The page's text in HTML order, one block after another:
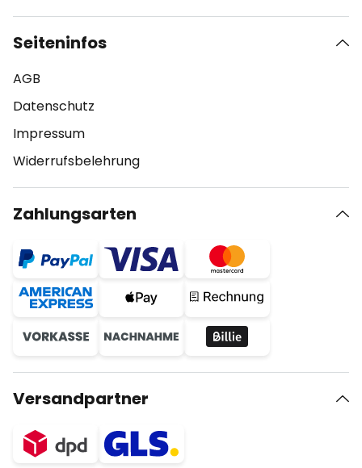
Seiteninfos
AGB
Datenschutz
Impressum
Widerrufsbelehrung
Zahlungsarten
Versandpartner